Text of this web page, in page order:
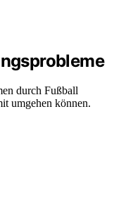
durch Fußball
umgehen können.